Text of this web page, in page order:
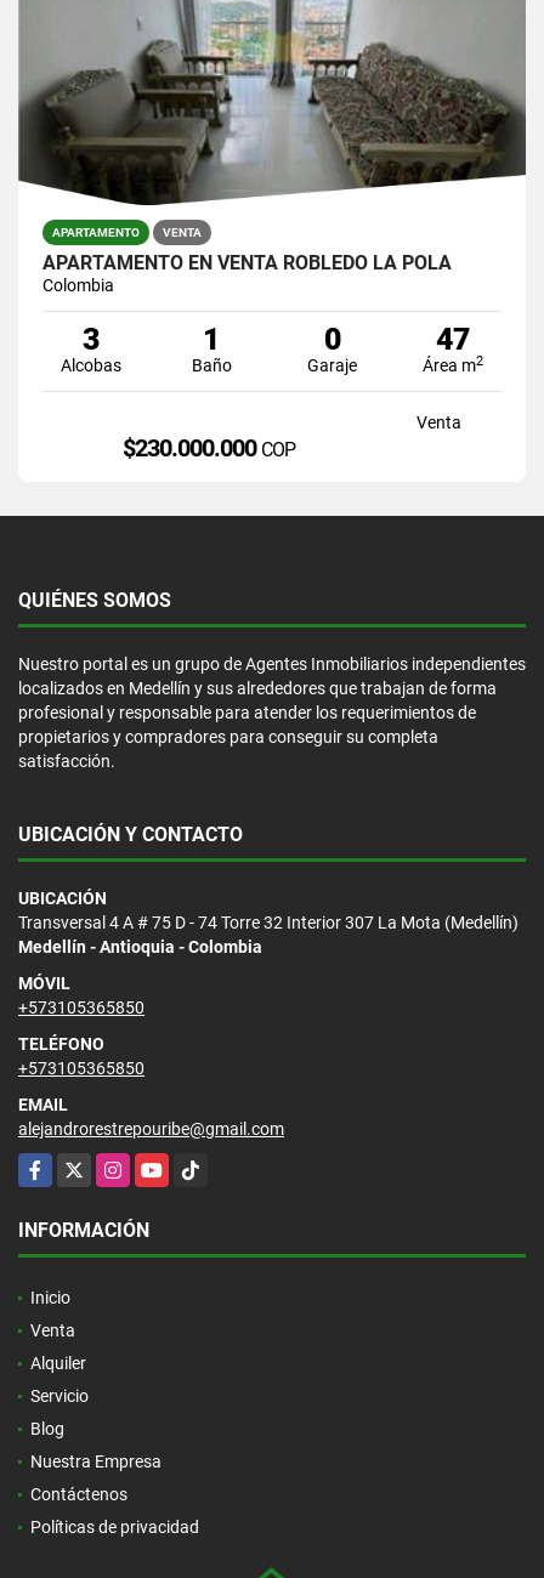
APARTAMENTO VENTA
APARTAMENTO EN VENTA ROBLEDO LA POLA
Colombia
3
Alcobas
1
Baño
0
Garaje
47
Área m2
Venta
$230.000.000 COP
QUIÉNES SOMOS
Nuestro portal es un grupo de Agentes Inmobiliarios independientes
localizados en Medellín y sus alrededores que trabajan de forma
profesional y responsable para atender los requerimientos de
propietarios y compradores para conseguir su completa
satisfacción.
UBICACIÓN Y CONTACTO
UBICACIÓN
Transversal 4 A # 75 D - 74 Torre 32 Interior 307 La Mota (Medellín)
Medellín - Antioquia - Colombia
MÓVIL
+573105365850
TELÉFONO
+573105365850
EMAIL
alejandrorestrepouribe@gmail.com
Facebook
X InstagramYouTubeTikTok
INFORMACIÓN
Inicio
Venta
Alquiler
Servicio
Blog
Nuestra Empresa
Contáctenos
Políticas de privacidad